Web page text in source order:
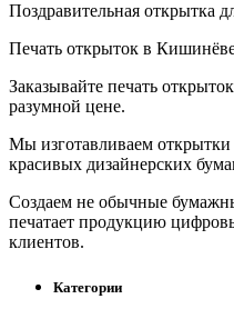
Поздравительная открытка
Печать открыток в
Заказывайте печать
разумной цене.
Мы изготавливаем
красивых дизайнерских
Создаем не обычные
печатает продукцию
клиентов.
Категории